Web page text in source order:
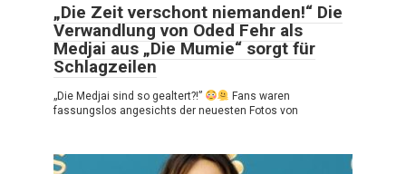
„Die Zeit verschont niemanden!“ Die
Verwandlung von Oded Fehr als
Medjai aus „Die Mumie“ sorgt für
Schlagzeilen
„Die Medjai sind so gealtert?!”
Fans waren
fassungslos angesichts der neuesten Fotos von